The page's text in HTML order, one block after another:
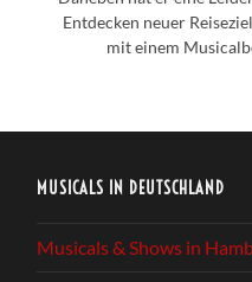
Entdecken neuer
mit einem
MUSICALS IN DEUTSCHLAND
Musicals & Shows in